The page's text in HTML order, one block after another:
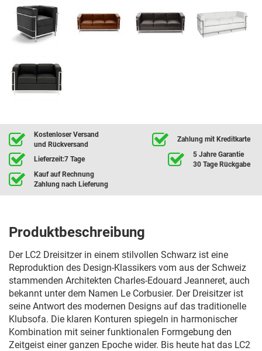
Kostenloser Versand
und Rückversand
Zahlung mit Kreditkarte
Lieferzeit:7 Tage
5 Jahre Garantie
30 Tage Rückgabe
Kauf auf Rechnung
Zahlung nach Lieferung
Produktbeschreibung
Der LC2 Dreisitzer in einem stilvollen Schwarz ist eine
Reproduktion des Design-Klassikers vom aus der Schweiz
stammenden Architekten Charles-Edouard Jeanneret, auch
bekannt unter dem Namen Le Corbusier. Der Dreisitzer ist
seine Antwort des modernen Designs auf das traditionelle
Klubsofa. Die klaren Konturen spiegeln in harmonischer
Kombination mit seiner funktionalen Formgebung den
Zeitgeist einer ganzen Epoche wider. Bis heute hat das LC2